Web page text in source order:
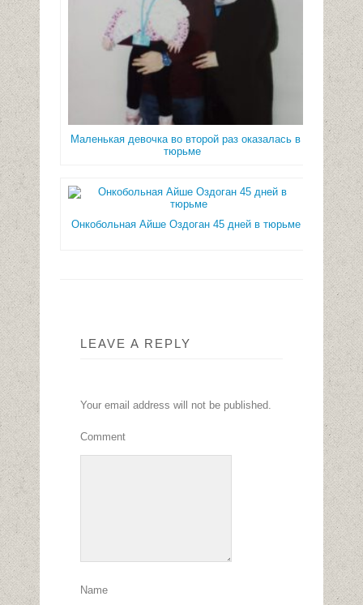
Маленькая девочка во второй раз оказалась в
тюрьме
Онкобольная Айше Оздоган 45 дней в тюрьме
LEAVE A REPLY
Your email address will not be published.
Comment
Name